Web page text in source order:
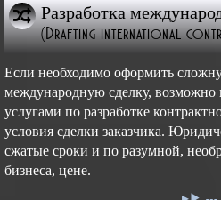
Разработка
(Drafting international
Если необходимо оформить
международную сделку, возможно
услугами по разработке
условия сделки заказчика.
сжатые сроки и по разумной,
бизнеса, цене.